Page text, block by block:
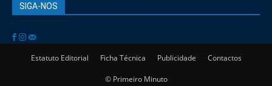
SIGA-NOS
Estatuto Editorial Ficha Técnica Publicidade Contactos
© Primeiro Minuto